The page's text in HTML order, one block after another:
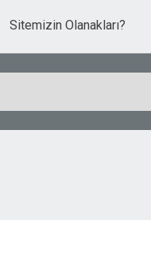
Sitemizin Olanakları?